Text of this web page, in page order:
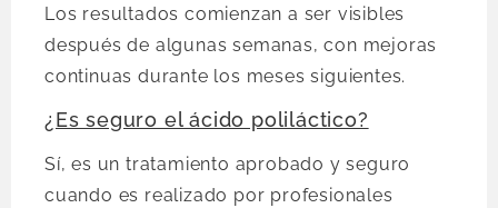
Los resultados comienzan a ser visibles
después de algunas semanas, con mejoras
continuas durante los meses siguientes.
¿Es seguro el ácido poliláctico?
Sí, es un tratamiento aprobado y seguro
cuando es realizado por profesionales